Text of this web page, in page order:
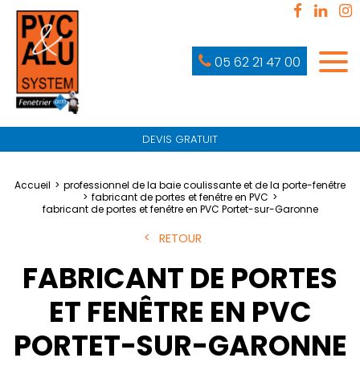
05 62 21 47 00
DEVIS GRATUIT
Accueil
professionnel de la baie coulissante et de la porte-fenêtre
fabricant de portes et fenêtre en PVC
fabricant de portes et fenêtre en PVC Portet-sur-Garonne
RETOUR
FABRICANT DE PORTES
ET FENÊTRE EN PVC
PORTET-SUR-GARONNE